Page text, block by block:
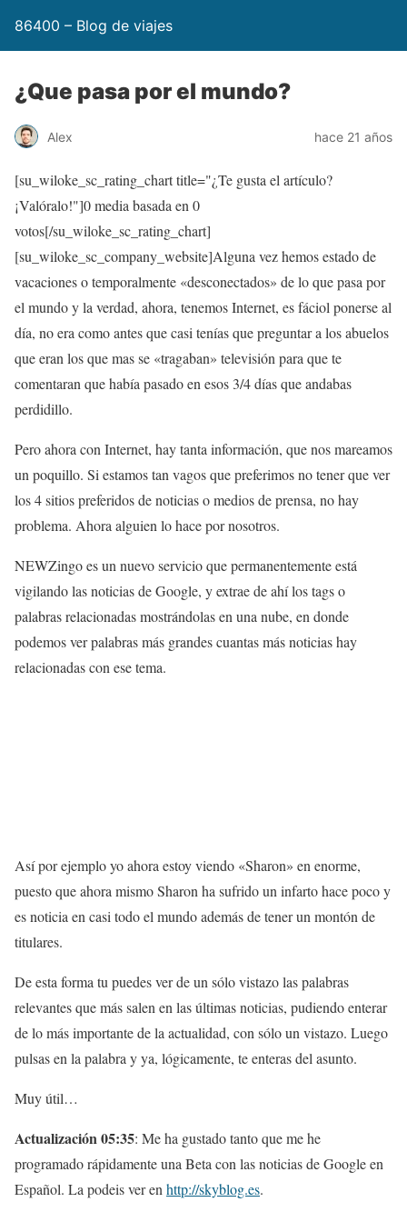
86400 – Blog de viajes
¿Que pasa por el mundo?
Alex hace 21 años
[su_wiloke_sc_rating_chart title="¿Te gusta el artículo?
¡Valóralo!"]0media basada en 0
votos[/su_wiloke_sc_rating_chart]
[su_wiloke_sc_company_website]Alguna vez hemos estado de
vacaciones o temporalmente «desconectados» de lo que pasa por
el mundo y la verdad, ahora, tenemos Internet, es fáciol ponerse al
día, no era como antes que casi tenías que preguntar a los abuelos
que eran los que mas se «tragaban» televisión para que te
comentaran que había pasado en esos 3/4 días que andabas
perdidillo.
Pero ahora con Internet, hay tanta información, que nos mareamos
un poquillo. Si estamos tan vagos que preferimos no tener que ver
los 4 sitios preferidos de noticias o medios de prensa, no hay
problema. Ahora alguien lo hace por nosotros.
NEWZingo es un nuevo servicio que permanentemente está
vigilando las noticias de Google, y extrae de ahí los tags o
palabras relacionadas mostrándolas en una nube, en donde
podemos ver palabras más grandes cuantas más noticias hay
relacionadas con ese tema.
Así por ejemplo yo ahora estoy viendo «Sharon» en enorme,
puesto que ahora mismo Sharon ha sufrido un infarto hace poco y
es noticia en casi todo el mundo además de tener un montón de
titulares.
De esta forma tu puedes ver de un sólo vistazo las palabras
relevantes que más salen en las últimas noticias, pudiendo enterar
de lo más importante de la actualidad, con sólo un vistazo. Luego
pulsas en la palabra y ya, lógicamente, te enteras del asunto.
Muy útil…
Actualización 05:35: Me ha gustado tanto que me he
programado rápidamente una Beta con las noticias de Google en
Español. La podeis ver enhttp://skyblog.es.